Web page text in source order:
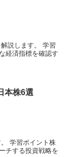
説します。 学習
経済指標を確認す
本株6選
学習ポイント株
チする投資戦略を